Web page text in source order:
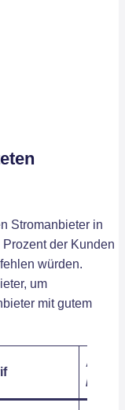
Stromanbieter in
der Kunden
würden.
um
mit gutem
/ kWh